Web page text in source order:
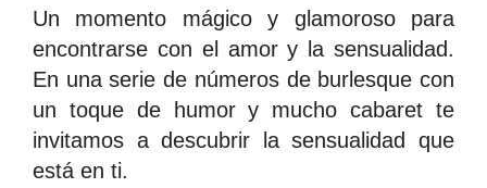
Un momento mágico y glamoroso para
encontrarse con el amor y la sensualidad.
En una serie de números de burlesque con
un toque de humor y mucho cabaret te
invitamos a descubrir la sensualidad que
está en ti.